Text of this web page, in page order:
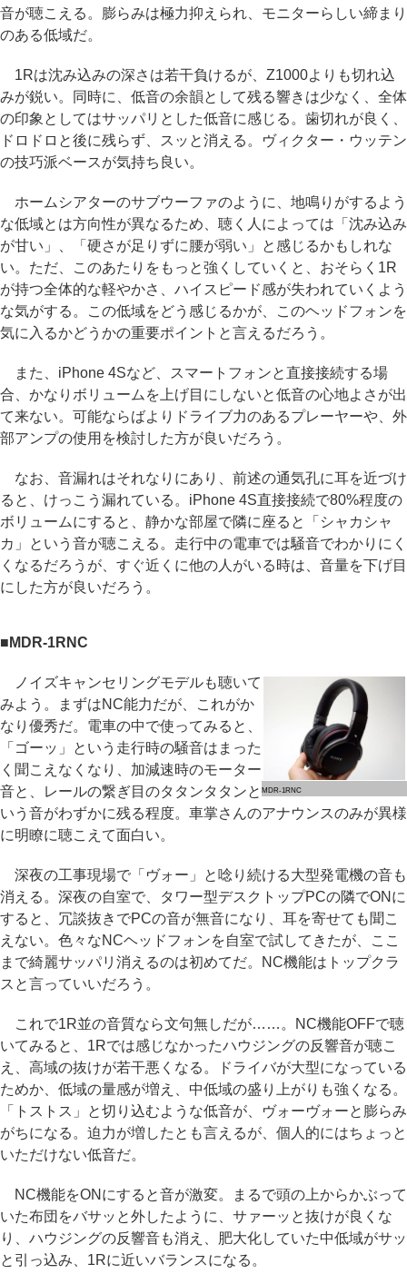
音が聴こえる。膨らみは極力抑えられ、モニターらしい締まり
のある低域だ。
1Rは沈み込みの深さは若干負けるが、Z1000よりも切れ込
みが鋭い。同時に、低音の余韻として残る響きは少なく、全体
の印象としてはサッパリとした低音に感じる。歯切れが良く、
ドロドロと後に残らず、スッと消える。ヴィクター・ウッテン
の技巧派ベースが気持ち良い。
ホームシアターのサブウーファのように、地鳴りがするよう
な低域とは方向性が異なるため、聴く人によっては「沈み込み
が甘い」、「硬さが足りずに腰が弱い」と感じるかもしれな
い。ただ、このあたりをもっと強くしていくと、おそらく1R
が持つ全体的な軽やかさ、ハイスピード感が失われていくよう
な気がする。この低域をどう感じるかが、このヘッドフォンを
気に入るかどうかの重要ポイントと言えるだろう。
また、iPhone 4Sなど、スマートフォンと直接接続する場
合、かなりボリュームを上げ目にしないと低音の心地よさが出
て来ない。可能ならばよりドライブ力のあるプレーヤーや、外
部アンプの使用を検討した方が良いだろう。
なお、音漏れはそれなりにあり、前述の通気孔に耳を近づけ
ると、けっこう漏れている。iPhone 4S直接接続で80%程度の
ボリュームにすると、静かな部屋で隣に座ると「シャカシャ
カ」という音が聴こえる。走行中の電車では騒音でわかりにく
くなるだろうが、すぐ近くに他の人がいる時は、音量を下げ目
にした方が良いだろう。
■MDR-1RNC
MDR-1RNC
ノイズキャンセリングモデルも聴いて
みよう。まずはNC能力だが、これがか
なり優秀だ。電車の中で使ってみると、
「ゴーッ」という走行時の騒音はまった
く聞こえなくなり、加減速時のモーター
音と、レールの繋ぎ目のタタンタタンと
いう音がわずかに残る程度。車掌さんのアナウンスのみが異様
に明瞭に聴こえて面白い。
深夜の工事現場で「ヴォー」と唸り続ける大型発電機の音も
消える。深夜の自室で、タワー型デスクトップPCの隣でONに
すると、冗談抜きでPCの音が無音になり、耳を寄せても聞こ
えない。色々なNCヘッドフォンを自室で試してきたが、ここ
まで綺麗サッパリ消えるのは初めてだ。NC機能はトップクラ
スと言っていいだろう。
これで1R並の音質なら文句無しだが……。NC機能OFFで聴
いてみると、1Rでは感じなかったハウジングの反響音が聴こ
え、高域の抜けが若干悪くなる。ドライバが大型になっている
ためか、低域の量感が増え、中低域の盛り上がりも強くなる。
「トストス」と切り込むような低音が、ヴォーヴォーと膨らみ
がちになる。迫力が増したとも言えるが、個人的にはちょっと
いただけない低音だ。
NC機能をONにすると音が激変。まるで頭の上からかぶって
いた布団をバサッと外したように、サァーッと抜けが良くな
り、ハウジングの反響音も消え、肥大化していた中低域がサッ
と引っ込み、1Rに近いバランスになる。